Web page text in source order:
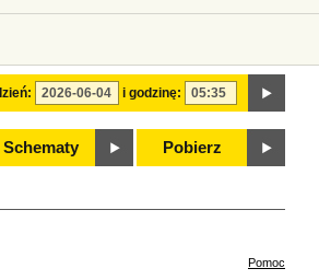
i godzinę:
Schematy Pobierz
Pomoc